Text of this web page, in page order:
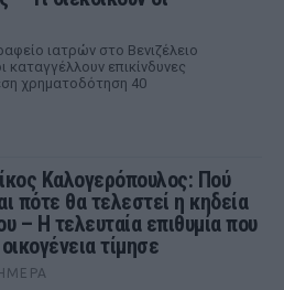
ιατρών στο Βενιζέλειο
καταγγέλλουν επικίνδυνες
χρηματοδότηση 40
Καλογερόπουλος: Πού
πότε θα τελεστεί η κηδεία
– Η τελευταία επιθυμία που
τίμησε